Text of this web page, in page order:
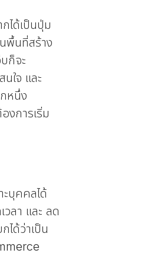
ได้เป็นปุ่ม
พื้นที่สร้าง
ก็จะ
ใจ และ
หนึ่ง
งการเริ่ม
บุคคลได้
ลา และ ลด
ได้ว่าเป็น